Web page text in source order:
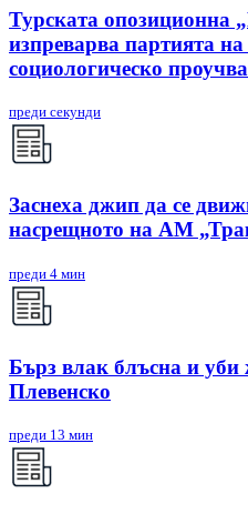
Турската опозиционна
изпреварва партията
социологическо
преди секунди
Заснеха джип да се
насрещното на АМ
преди 4 мин
Бърз влак блъсна и уби
Плевенско
преди 13 мин